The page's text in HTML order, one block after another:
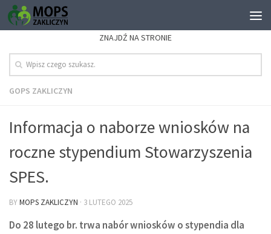
ZNAJDŹ NA STRONIE
GOPS ZAKLICZYN
Informacja o naborze wniosków na
roczne stypendium Stowarzyszenia
SPES.
BYMOPS ZAKLICZYN · 3 LUTEGO 2025
Do 28 lutego br. trwa nabór wniosków o stypendia dla